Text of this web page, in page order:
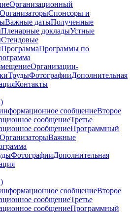
Организационный
ОрганизаторыСпонсоры и
Важные датыПолученные
Пленарные докладыУстные
Стендовые
ПрограммаПрограммы по
Организации-
ТрудыФотографииДополнительная
Контакты
сообщениеВторое
сообщениеТретье
сообщениеПрограммный
ОрганизаторыВажные
ФотографииДополнительная
сообщениеВторое
сообщениеТретье
сообщениеПрограммный